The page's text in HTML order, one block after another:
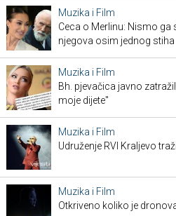
Muzika i Film
Ceca o Merlinu: Nismo ga
njegova osim jednog stiha
Muzika i Film
Bh. pjevačica javno
moje dijete"
Muzika i Film
Udruženje RVI Kraljevo
Muzika i Film
Otkriveno koliko je